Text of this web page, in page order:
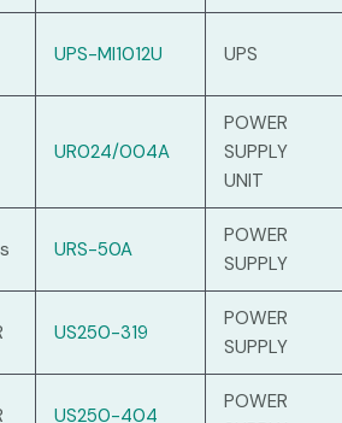
UPS-MI1012U UPS
UR024/004A
POWER
SUPPLY
UNIT
URS-50A
POWER
SUPPLY
US250-319
POWER
SUPPLY
US250-404
POWER